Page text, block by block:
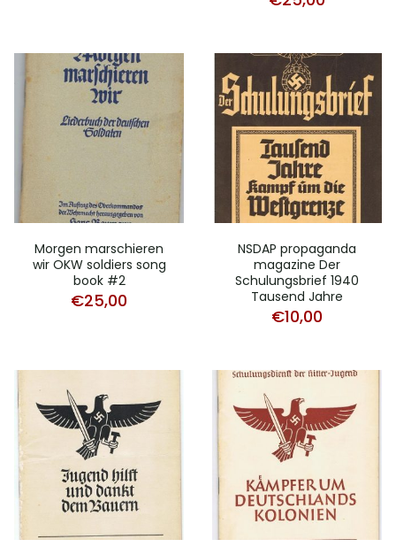
Morgen marschieren
wir OKW soldiers song
book #2
€25,00
NSDAP propaganda
magazine Der
Schulungsbrief 1940
Tausend Jahre
€10,00